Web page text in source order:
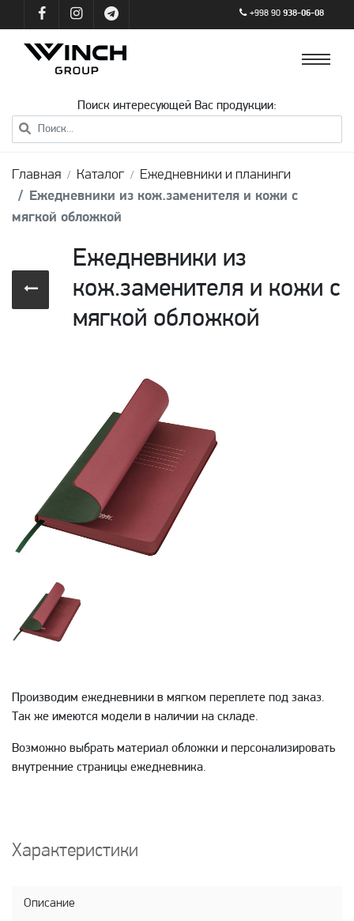
+998 90 938-06-08
Поиск интересующей Вас продукции:
Главная Каталог
Ежедневники и планинги
Ежедневники из кож.заменителя и кожи с
мягкой обложкой
Ежедневники из
кож.заменителя и кожи с
мягкой обложкой
Производим ежедневники в мягком переплете под заказ.
Так же имеются модели в наличии на складе.
Возможно выбрать материал обложки и персонализировать
внутренние страницы ежедневника.
Характеристики
Описание